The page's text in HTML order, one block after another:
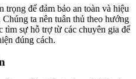
trọng để đảm bảo an toàn và hiệu
ta nên tuân thủ theo hướng
tìm sự hỗ trợ từ các chuyên gia để
đúng cách.